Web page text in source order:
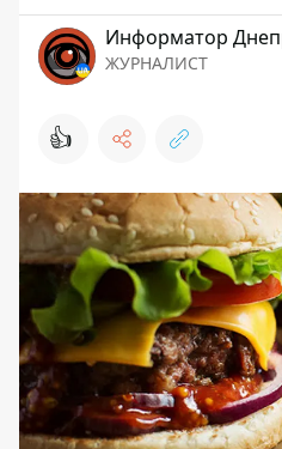
Информатор
ЖУРНАЛИСТ
👍